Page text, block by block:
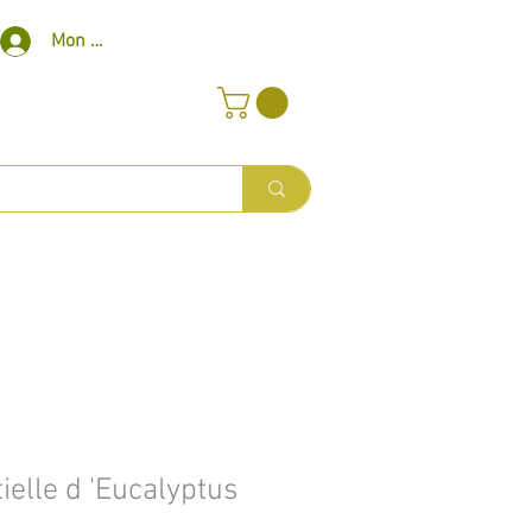
Mon compte
d 'Eucalyptus